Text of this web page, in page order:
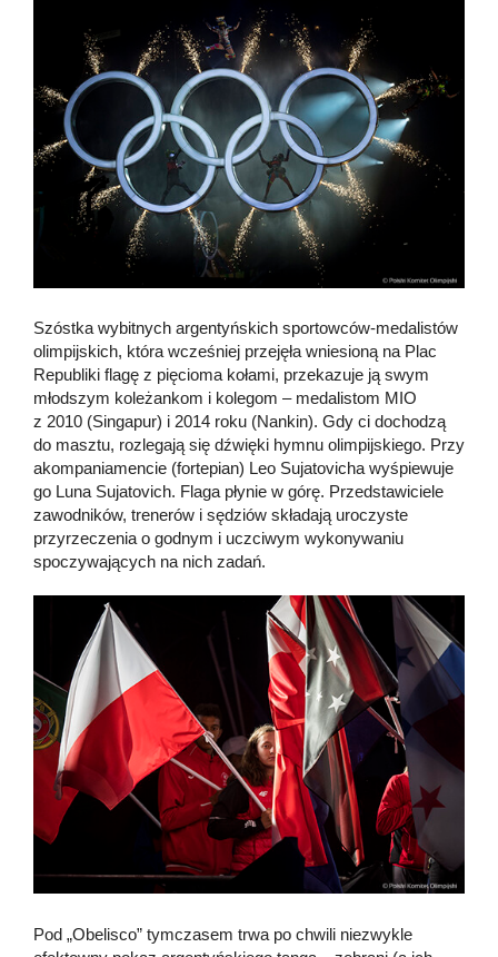
Szóstka wybitnych argentyńskich sportowców-medalistów
olimpijskich, która wcześniej przejęła wniesioną na Plac
Republiki flagę z pięcioma kołami, przekazuje ją swym
młodszym koleżankom i kolegom – medalistom MIO
z 2010 (Singapur) i 2014 roku (Nankin). Gdy ci dochodzą
do masztu, rozlegają się dźwięki hymnu olimpijskiego. Przy
akompaniamencie (fortepian) Leo Sujatovicha wyśpiewuje
go Luna Sujatovich. Flaga płynie w górę. Przedstawiciele
zawodników, trenerów i sędziów składają uroczyste
przyrzeczenia o godnym i uczciwym wykonywaniu
spoczywających na nich zadań.
Pod „Obelisco” tymczasem trwa po chwili niezwykle